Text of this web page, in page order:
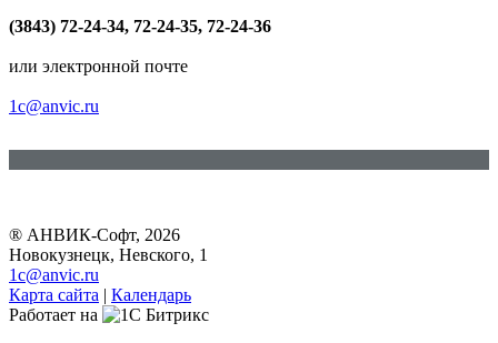
(3843) 72-24-34, 72-24-35, 72-24-36
или электронной почте
1c@anvic.ru
® АНВИК-Софт, 2026
Новокузнецк, Невского, 1
1c@anvic.ru
Карта сайта | Календарь
Работает на